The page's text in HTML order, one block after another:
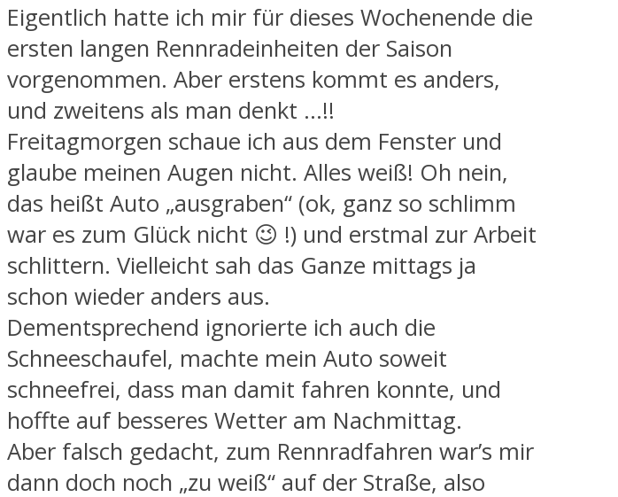
Eigentlich hatte ich mir für dieses Wochenende die
ersten langen Rennradeinheiten der Saison
vorgenommen. Aber erstens kommt es anders,
und zweitens als man denkt …!!
Freitagmorgen schaue ich aus dem Fenster und
glaube meinen Augen nicht. Alles weiß! Oh nein,
das heißt Auto „ausgraben“ (ok, ganz so schlimm
war es zum Glück nicht 😉 !) und erstmal zur Arbeit
schlittern. Vielleicht sah das Ganze mittags ja
schon wieder anders aus.
Dementsprechend ignorierte ich auch die
Schneeschaufel, machte mein Auto soweit
schneefrei, dass man damit fahren konnte, und
hoffte auf besseres Wetter am Nachmittag.
Aber falsch gedacht, zum Rennradfahren war’s mir
dann doch noch „zu weiß“ auf der Straße, also